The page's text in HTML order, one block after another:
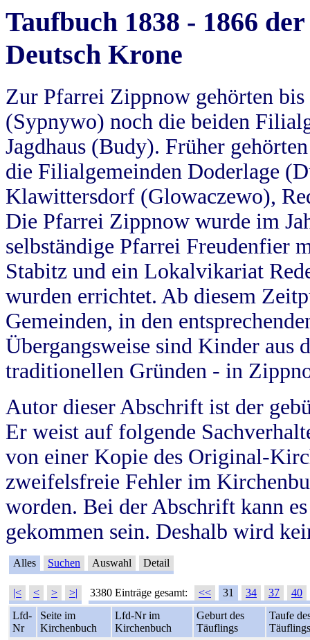
Taufbuch 1838 - 1866
Deutsch Krone
Zur Pfarrei Zippnow gehörten
(Sypnywo) noch die beiden
Jagdhaus (Budy). Früher
die Filialgemeinden Doderlage
Klawittersdorf (Glowaczewo),
Die Pfarrei Zippnow wurde im
selbständige Pfarrei Freudenfier
Stabitz und ein Lokalvikariat
wurden errichtet. Ab diesem
Gemeinden, in den
Übergangsweise sind Kinder aus
traditionellen Gründen - in
Autor dieser Abschrift ist der
Er weist auf folgende
von einer Kopie des Original-
zweifelsfreie Fehler im
worden. Bei der Abschrift kann
gekommen sein. Deshalb wird
Alles Suchen Auswahl Detail
|< < > >| 3380 Einträge gesamt: << 31 34 37
40
Lfd-
Nr
Seite im
Kirchenbuch
Lfd-Nr im
Kirchenbuch
Geburt des
Täuflings
Taufe
Täuflings